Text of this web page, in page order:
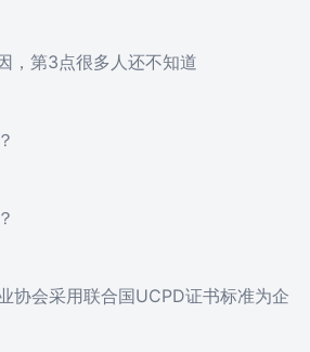
，第3点很多人还不知道
协会采用联合国UCPD证书标准为企